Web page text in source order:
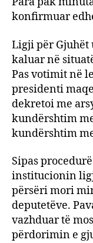
konfirmuar
Ligji për Gjuhët
kaluar në
Pas votimit në
presidenti
dekretoi me
kundërshtim
kundërshtim
Sipas
institucionin
përsëri mori
deputetëve.
vazhduar të
përdorimin e